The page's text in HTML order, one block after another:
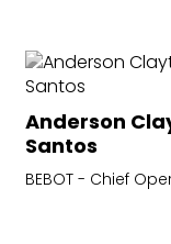
Anderson
Santos
BEBOT - Chief